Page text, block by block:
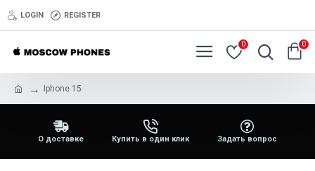
LOGIN REGISTER
0 0
Iphone 15
О доставке Купить в один клик Задать вопрос